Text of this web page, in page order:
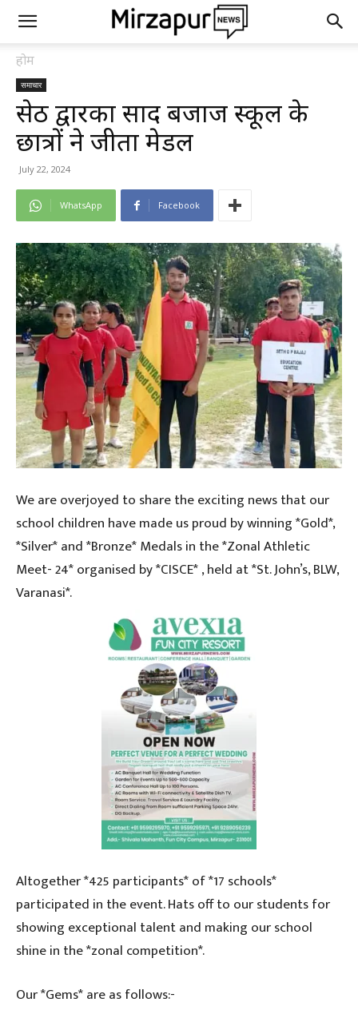
होम
समाचार
सेठ द्वारका प्रसाद बजाज स्कूल के
छात्रों ने जीता मेडल
July 22, 2024
WhatsApp Facebook
We are overjoyed to share the exciting news that our
school children have made us proud by winning *Gold*,
*Silver* and *Bronze* Medals in the *Zonal Athletic
Meet- 24* organised by *CISCE* , held at *St. John’s, BLW,
Varanasi*.
Altogether *425 participants* of *17 schools*
participated in the event. Hats off to our students for
showing exceptional talent and making our school
shine in the *zonal competition*.
Our *Gems* are as follows:-